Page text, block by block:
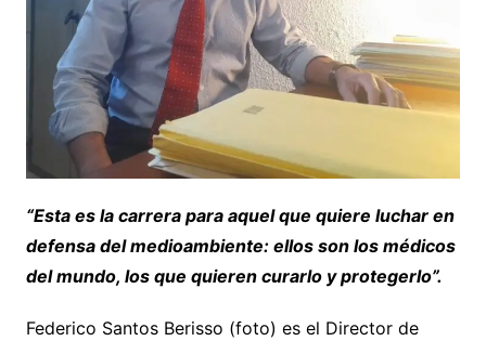
“Esta es la carrera para aquel que quiere luchar en
defensa del medioambiente: ellos son los médicos
del mundo, los que quieren curarlo y protegerlo”.
Federico Santos Berisso (foto) es el Director de